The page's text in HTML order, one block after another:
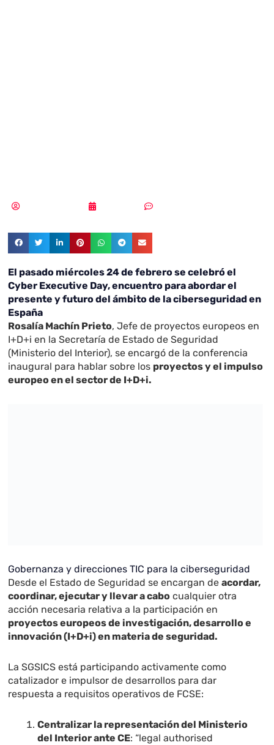
El pasado miércoles 24 de febrero se celebró el
Cyber Executive Day, encuentro para abordar el
presente y futuro del ámbito de la ciberseguridad en
España
Rosalía Machín Prieto, Jefe de proyectos europeos en
I+D+i en la Secretaría de Estado de Seguridad
(Ministerio del Interior), se encargó de la conferencia
inaugural para hablar sobre los proyectos y el impulso
europeo en el sector de I+D+i.
Gobernanza y direcciones TIC para la ciberseguridad
Desde el Estado de Seguridad se encargan deacordar,
coordinar, ejecutar y llevar a cabo cualquier otra
acción necesaria relativa a la participación en
proyectos europeos de investigación, desarrollo e
innovación (I+D+i) en materia de seguridad.
La SGSICS está participando activamente como
catalizador e impulsor de desarrollos para dar
respuesta a requisitos operativos de FCSE:
Centralizar la representación del Ministerio
del Interior ante CE: “legal authorised